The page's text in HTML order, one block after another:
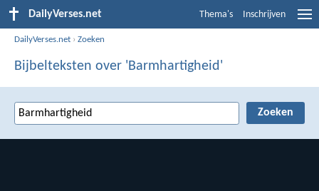
DailyVerses.net Thema's Inschrijven
DailyVerses.net ›Zoeken
Bijbelteksten over 'Barmhartigheid'